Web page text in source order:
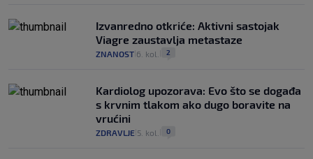
Izvanredno otkriće: Aktivni sastojak
Viagre zaustavlja metastaze
ZNANOST 6. kol. 2
Kardiolog upozorava: Evo što se događa
s krvnim tlakom ako dugo boravite na
vrućini
ZDRAVLJE 5. kol. 0